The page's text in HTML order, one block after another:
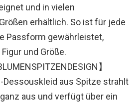
und in vielen
erhältlich. So ist für jede
Passform gewährleistet,
und Größe.
】
Dessouskleid aus Spitze strahlt
aus und verfügt über ein